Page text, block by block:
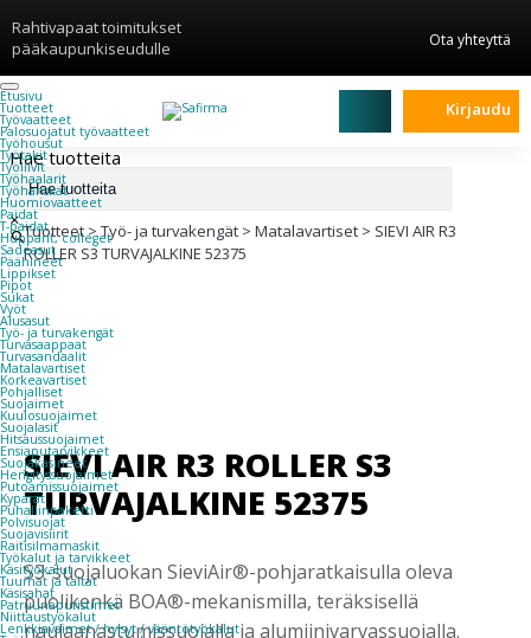
Rahtivapaat toimitukset
pääkaupunkiseudulle
Ota yhteyttä
Etusivu
Tuotteet
Työvaatteet
Palosuojatut työvaatteet
Työhousut
Työtakit
Työliivit
Työhaalarit
Työhanskat
Huomiovaatteet
Paidat
T-paidat
Hupparit, colleget
Sadeasut
Päähineet
Lippikset
Pipot
Sukat
Vyöt
Alusasut
Työ- ja turvakengät
Turvasaappaat
Turvasandaalit
Matalavartiset
Korkeavartiset
Pohjalliset
Suojaimet
Kuulosuojaimet
Suojalasit
Hitsaussuojaimet
Ensiaputarvikkeet
Suojakäsineet
Hengityssuojaimet
Putoamissuojaimet
Kypärät
Puhallinpaketti
Polvisuojat
Suojavisiirit
Raitisilmamaskit
Työkalut ja tarvikkeet
Käsityökalut
Tuurnat ja taltat
Käsisahat
Patruunapuristimet
Niittaustyökalut
Lenkkiavaimet / hylsyt / vääntötyökalut
Kirjaudu
Hae tuotteita
×
Tuotteet>Työ- ja turvakengät > Matalavartiset > SIEVI AIR R3
ROLLER S3 TURVAJALKINE 52375
SIEVI AIR R3 ROLLER S3
TURVAJALKINE 52375
S3-suojaluokan SieviAir®-pohjaratkaisulla oleva
puolikenkä BOA®-mekanismilla, teräksisellä
naulaanastumissuojalla ja alumiinivarvassuojalla.